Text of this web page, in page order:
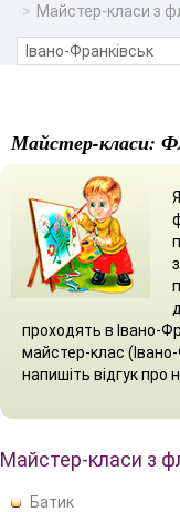
Майстер-класи з
Майстер-класи:
проходять в Івано-
майстер-клас
напишіть відгук про
Майстер-класи з
Батик